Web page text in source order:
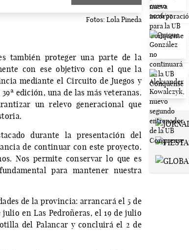
Fotos: Lola Pineda
también proteger una parte de la
con ese objetivo con el que la
mediante el Circuito de Juegos y
edición, una de las más veteranas.
un relevo generacional que
durante la presentación del
de continuar con este proyecto.
Nos permite conservar lo que es
para mantener nuestra
de la provincia: arrancará el 5 de
en Las Pedroñeras, el 19 de julio
del Palancar y concluirá el 2 de